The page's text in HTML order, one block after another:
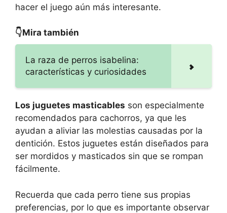
hacer el juego aún más interesante.
👇Mira también
La raza de perros isabelina:
características y curiosidades
Los juguetes masticables son especialmente
recomendados para cachorros, ya que les
ayudan a aliviar las molestias causadas por la
dentición. Estos juguetes están diseñados para
ser mordidos y masticados sin que se rompan
fácilmente.
Recuerda que cada perro tiene sus propias
preferencias, por lo que es importante observar